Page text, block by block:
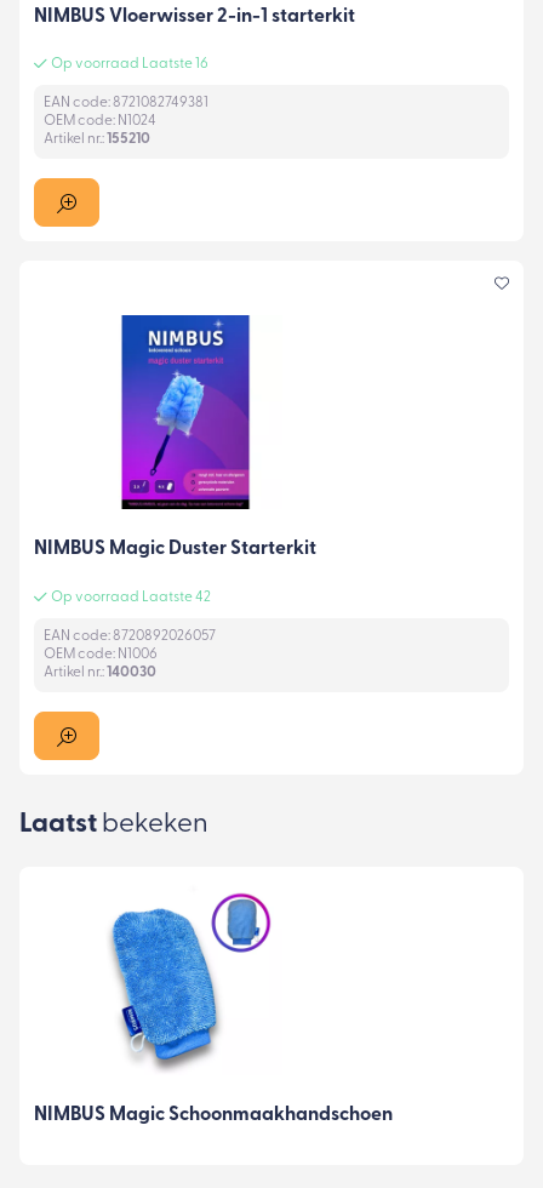
NIMBUS Vloerwisser 2-in-1 starterkit
Op voorraad Laatste 16
EAN code: 8721082749381
OEM code: N1024
Artikel nr.: 155210
NIMBUS Magic Duster Starterkit
Op voorraad Laatste 42
EAN code: 8720892026057
OEM code: N1006
Artikel nr.:140030
Laatst bekeken
NIMBUS Magic Schoonmaakhandschoen